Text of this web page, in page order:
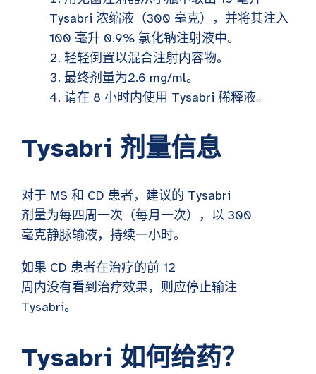
Tysabri 浓缩液（300 毫克），并将其注入
100 毫升 0.9% 氯化钠注射液中。
轻轻倒置以混合注射内容物。
最终剂量为2.6 mg/ml。
请在 8 小时内使用 Tysabri 稀释液。
Tysabri 剂量信息
对于 MS 和 CD 患者，建议的 Tysabri
剂量为每四周一次（每月一次），以 300
毫克静脉输液，持续一小时。
如果 CD 患者在治疗的前 12
周内没有看到治疗效果，则应停止输注
Tysabri。
Tysabri 如何给药？